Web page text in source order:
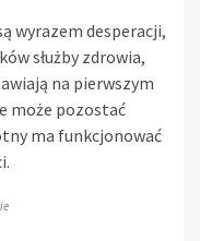
wyrazem desperacji,
służby zdrowia,
na pierwszym
może pozostać
ma funkcjonować